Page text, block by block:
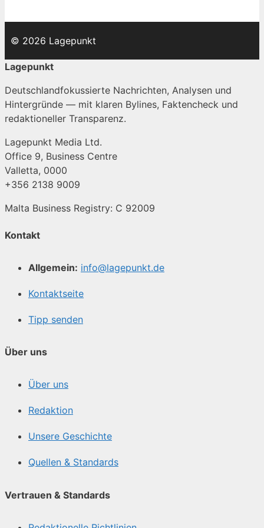
© 2026 Lagepunkt
Lagepunkt
Deutschlandfokussierte Nachrichten, Analysen und
Hintergründe — mit klaren Bylines, Faktencheck und
redaktioneller Transparenz.
Lagepunkt Media Ltd.
Office 9, Business Centre
Valletta, 0000
+356 2138 9009
Malta Business Registry: C 92009
Kontakt
Allgemein: info@lagepunkt.de
Kontaktseite
Tipp senden
Über uns
Über uns
Redaktion
Unsere Geschichte
Quellen & Standards
Vertrauen & Standards